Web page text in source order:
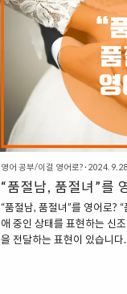
영어 공부/이걸 영어로?· 2024. 9.
“품절남, 품절녀”를
“품절남, 품절녀”를 영어로?
애 중인 상태를 표현하는 신
을 전달하는 표현이 있습니